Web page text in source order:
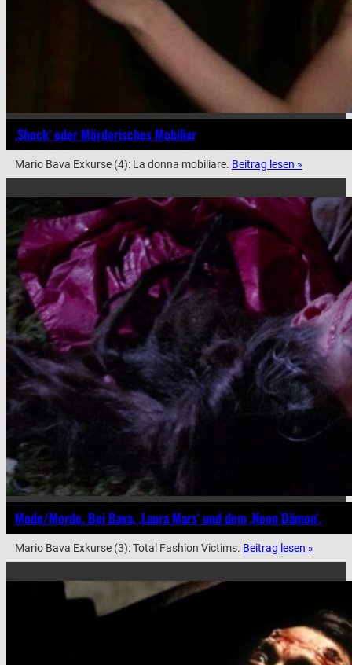
‚Shock‘ oder Mörderisches Mobiliar
Mario Bava Exkurse (4): La donna mobiliare. Beitrag lesen »
Mode/Morde. Bei Bava, ‚Laura Mars‘ und dem ‚Neon Dämon‘.
Mario Bava Exkurse (3): Total Fashion Victims. Beitrag lesen »